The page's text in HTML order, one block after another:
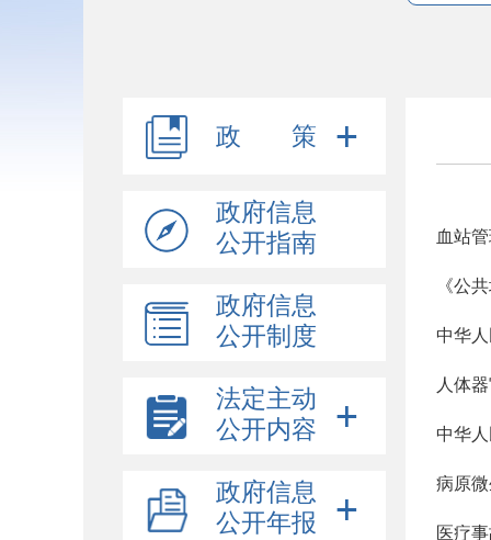
政 策
政府信息
公开指南
政府信息
公开制度
法定主动
公开内容
政府信息
公开年报
血站
《公
中华
人体
中华
病原
医疗